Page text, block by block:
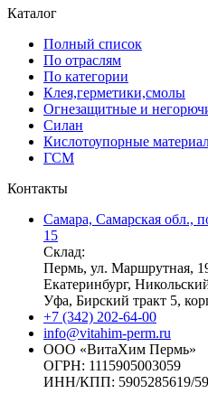
Каталог
Полный список
По отраслям
По категории
Клея,герметики,смолы
Огнезащитные и
Силан
Кислотоупорные
ГСМ
Контакты
Самара, Самарская обл.,
15
Склад:
Пермь, ул. Маршрутная,
Екатеринбург,
Уфа, Бирский тракт 5,
+7 (342) 202-64-00
info@vitahim-perm.ru
ООО «ВитаХим Пермь»
ОГРН: 1115905003059
ИНН/КПП: 5905285619/